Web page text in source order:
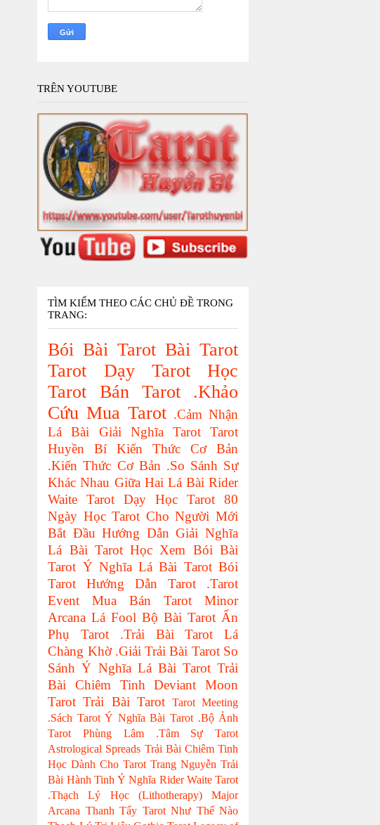
TRÊN YOUTUBE
TÌM KIẾM THEO CÁC CHỦ ĐỀ TRONG
TRANG:
Bói Bài Tarot Bài Tarot
Tarot
Dạy Tarot
Học
Tarot
Bán Tarot
.Khảo
Cứu Mua Tarot .Cảm Nhận
Lá Bài
Giải Nghĩa Tarot
Tarot
Huyền Bí
Kiến Thức Cơ Bản
.Kiến Thức Cơ Bản .So Sánh Sự
Khác Nhau Giữa Hai Lá Bài Rider
Waite Tarot
Dạy Học Tarot
80
Ngày Học Tarot Cho Người Mới
Bắt Đầu Hướng Dẫn Giải Nghĩa
Lá Bài Tarot Học Xem Bói Bài
Tarot Ý Nghĩa Lá Bài Tarot Bói
Tarot
Hướng Dẫn Tarot
.Tarot
Event
Mua Bán Tarot
Minor
Arcana Lá Fool Bộ Bài Tarot Ẩn
Phụ Tarot
.Trải Bài Tarot
Lá
Chàng Khờ .Giải Trải Bài Tarot So
Sánh Ý Nghĩa Lá Bài Tarot Trải
Bài Chiêm Tinh
Deviant Moon
Tarot Trải Bài Tarot
Tarot Meeting
.Sách Tarot Ý Nghĩa Bài Tarot .Bộ Ảnh
Tarot
Phùng Lâm
.Tâm Sự Tarot
Astrological Spreads Trải Bài Chiêm Tinh
Học Dành Cho Tarot Trang Nguyễn Trải
Bài Hành Tinh Ý Nghĩa Rider Waite Tarot
.Thạch Lý Học (Lithotherapy)
Major
Arcana Thanh Tẩy Tarot Như Thế Nào